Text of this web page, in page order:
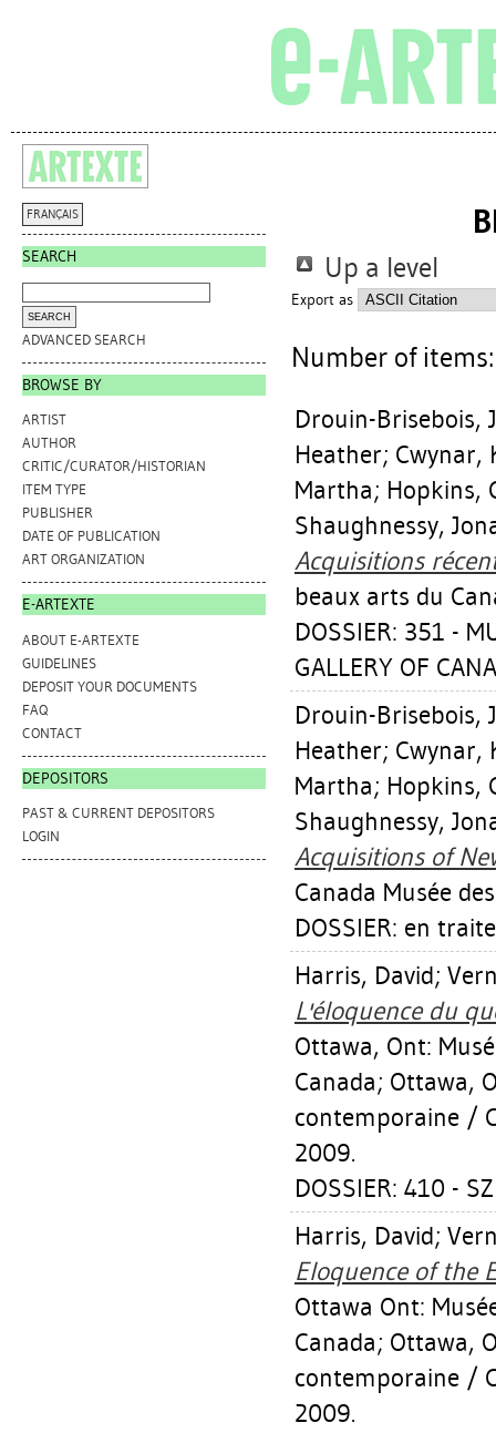
FRANÇAIS
SEARCH
ADVANCED SEARCH
BROWSE BY
ARTIST
AUTHOR
CRITIC/CURATOR/HISTORIAN
ITEM TYPE
PUBLISHER
DATE OF PUBLICATION
ART ORGANIZATION
E-ARTEXTE
ABOUT E-ARTEXTE
GUIDELINES
DEPOSIT YOUR DOCUMENTS
FAQ
CONTACT
DEPOSITORS
PAST & CURRENT DEPOSITORS
LOGIN
Up a level
Export as
Number of
Drouin-Brisebois,
Heather; Cwynar,
Martha; Hopkins,
Shaughnessy,
Acquisitions
beaux arts du
DOSSIER: 351 -
GALLERY OF
Drouin-Brisebois,
Heather; Cwynar,
Martha; Hopkins,
Shaughnessy,
Acquisitions of
Canada Musée
DOSSIER: en
Harris, David;
L'éloquence du
Ottawa, Ont:
Canada; Ottawa,
contemporaine /
2009.
DOSSIER: 410 -
Harris, David;
Eloquence of the
Ottawa Ont:
Canada; Ottawa,
contemporaine /
2009.